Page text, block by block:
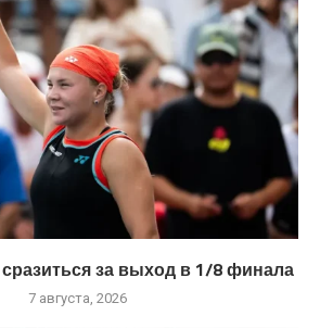
за выход в 1/8 финала
7 августа, 2026